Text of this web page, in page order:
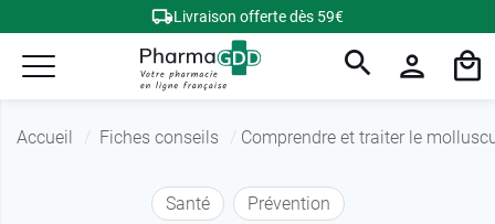
Livraison offerte dès 59€
Accueil Fiches conseils Comprendre et traiter le
Santé Prévention